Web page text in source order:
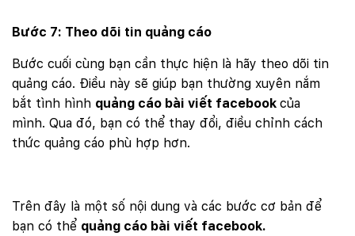
Bước 7: Theo dõi tin quảng cáo
Bước cuối cùng bạn cần thực hiện là hãy theo dõi tin
quảng cáo. Điều này sẽ giúp bạn thường xuyên nắm
bắt tình hình quảng cáo bài viết facebook của
mình. Qua đó, bạn có thể thay đổi, điều chỉnh cách
thức quảng cáo phù hợp hơn.
Trên đây là một số nội dung và các bước cơ bản để
bạn có thể quảng cáo bài viết facebook.